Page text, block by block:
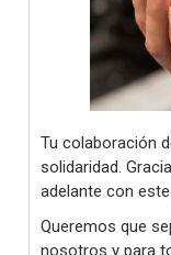
Tu colaboración
solidaridad.
adelante con
Queremos que
nosotros y para